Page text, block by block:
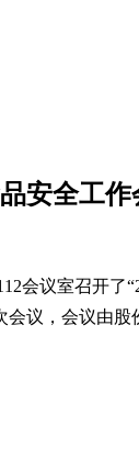
安全工
会议室召开
议，会议由股